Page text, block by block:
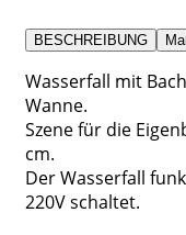
BESCHREIBUNG
Wasserfall mit
Wanne.
Szene für die
cm.
Der Wasserfall
220V schaltet.